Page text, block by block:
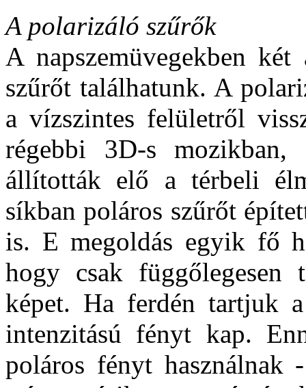
A polarizáló szűrők
A napszemüvegekben
szűrőt találhatunk. A
a vízszintes felületről
régebbi 3D-s mozikban,
állították elő a térbeli
síkban poláros szűrőt
is. E megoldás egyik fő
hogy csak
képet. Ha ferdén tartjuk
intenzitású fényt kap.
poláros fényt használnak